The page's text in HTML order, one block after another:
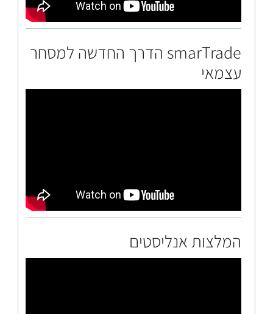
smarTrade הדרך החדשה למסחר
עצמאי
המלצות אנליסטים